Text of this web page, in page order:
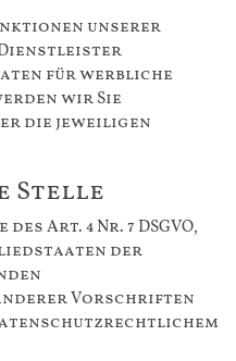
unserer
für werbliche
wir Sie
die jeweiligen
Stelle
Art. 4 Nr. 7 DSGVO,
der
Vorschriften